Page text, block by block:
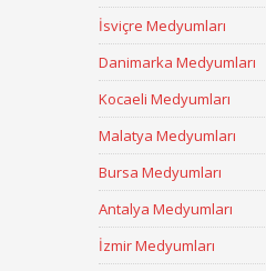
İsviçre Medyumları
Danimarka Medyumları
Kocaeli Medyumları
Malatya Medyumları
Bursa Medyumları
Antalya Medyumları
İzmir Medyumları